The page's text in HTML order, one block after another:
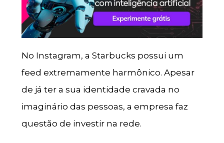
No Instagram, a Starbucks possui um
feed extremamente harmônico. Apesar
de já ter a sua identidade cravada no
imaginário das pessoas, a empresa faz
questão de investir na rede.